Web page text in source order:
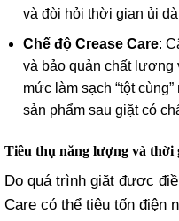
và đòi hỏi thời gian ủi
Chế độ Crease Care:
và bảo quản chất lượng
mức làm sạch “tột
sản phẩm sau giặt có
Tiêu thụ năng lượng và thời
Do quá trình giặt được
Care có thể tiêu tốn điện